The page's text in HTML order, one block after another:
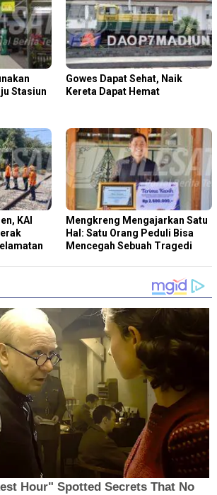
Stasiun
Gowes Dapat Sehat, Naik
Kereta Dapat Hemat
KAI
Mengkreng Mengajarkan Satu
Hal: Satu Orang Peduli Bisa
Mencegah Sebuah Tragedi